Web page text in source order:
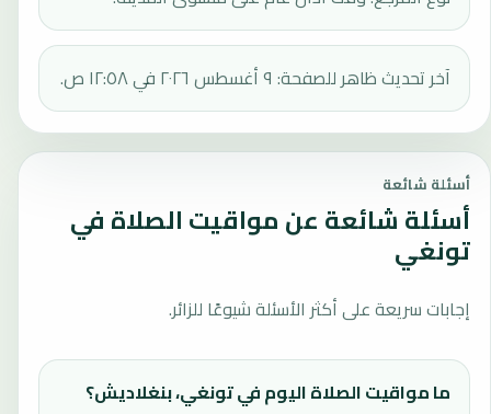
آخر تحديث ظاهر للصفحة: ٩ أغسطس ٢٠٢٦ في ١٢:٥٨ ص.
أسئلة شائعة
أسئلة شائعة عن مواقيت الصلاة في
تونغي
إجابات سريعة على أكثر الأسئلة شيوعًا للزائر.
ما مواقيت الصلاة اليوم في تونغي، بنغلاديش؟